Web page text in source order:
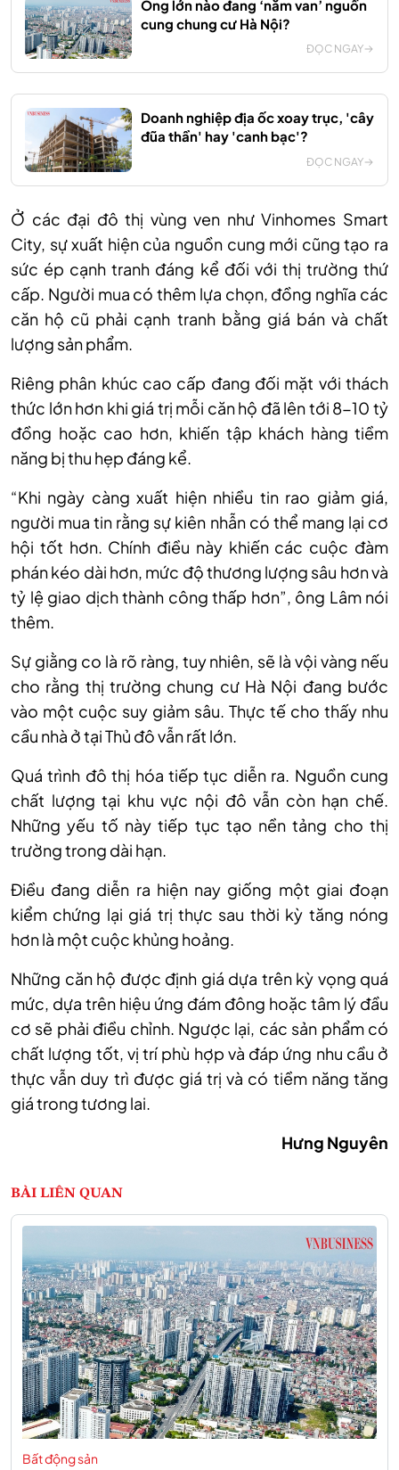
Ông lớn nào đang ‘nắm van’ nguồn
cung chung cư Hà Nội?
ĐỌC NGAY
Doanh nghiệp địa ốc xoay trục, 'cây
đũa thần' hay 'canh bạc'?
ĐỌC NGAY
Ở các đại đô thị vùng ven như Vinhomes Smart
City, sự xuất hiện của nguồn cung mới cũng tạo ra
sức ép cạnh tranh đáng kể đối với thị trường thứ
cấp. Người mua có thêm lựa chọn, đồng nghĩa các
căn hộ cũ phải cạnh tranh bằng giá bán và chất
lượng sản phẩm.
Riêng phân khúc cao cấp đang đối mặt với thách
thức lớn hơn khi giá trị mỗi căn hộ đã lên tới 8-10 tỷ
đồng hoặc cao hơn, khiến tập khách hàng tiềm
năng bị thu hẹp đáng kể.
“Khi ngày càng xuất hiện nhiều tin rao giảm giá,
người mua tin rằng sự kiên nhẫn có thể mang lại cơ
hội tốt hơn. Chính điều này khiến các cuộc đàm
phán kéo dài hơn, mức độ thương lượng sâu hơn và
tỷ lệ giao dịch thành công thấp hơn”, ông Lâm nói
thêm.
Sự giằng co là rõ ràng, tuy nhiên, sẽ là vội vàng nếu
cho rằng thị trường chung cư Hà Nội đang bước
vào một cuộc suy giảm sâu. Thực tế cho thấy nhu
cầu nhà ở tại Thủ đô vẫn rất lớn.
Quá trình đô thị hóa tiếp tục diễn ra. Nguồn cung
chất lượng tại khu vực nội đô vẫn còn hạn chế.
Những yếu tố này tiếp tục tạo nền tảng cho thị
trường trong dài hạn.
Điều đang diễn ra hiện nay giống một giai đoạn
kiểm chứng lại giá trị thực sau thời kỳ tăng nóng
hơn là một cuộc khủng hoảng.
Những căn hộ được định giá dựa trên kỳ vọng quá
mức, dựa trên hiệu ứng đám đông hoặc tâm lý đầu
cơ sẽ phải điều chỉnh. Ngược lại, các sản phẩm có
chất lượng tốt, vị trí phù hợp và đáp ứng nhu cầu ở
thực vẫn duy trì được giá trị và có tiềm năng tăng
giá trong tương lai.
Hưng Nguyên
BÀI LIÊN QUAN
Bất động sản